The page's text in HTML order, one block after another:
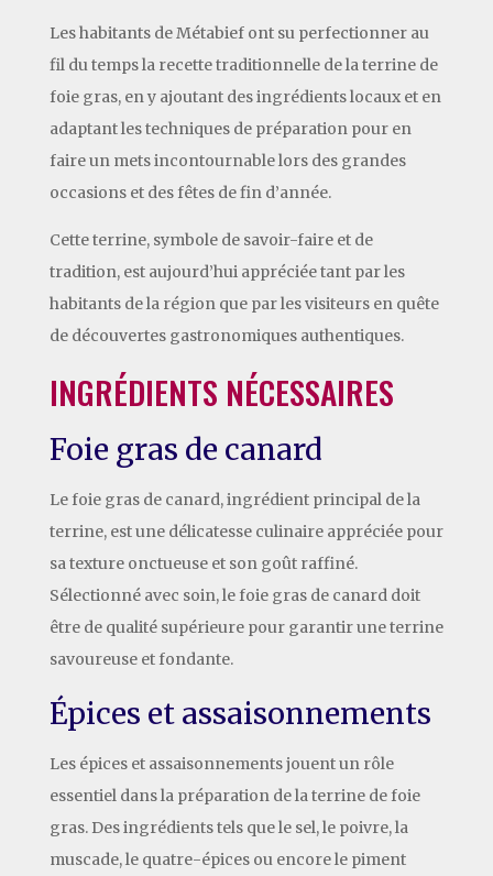
Les habitants de Métabief ont su perfectionner au
fil du temps la recette traditionnelle de la terrine de
foie gras, en y ajoutant des ingrédients locaux et en
adaptant les techniques de préparation pour en
faire un mets incontournable lors des grandes
occasions et des fêtes de fin d’année.
Cette terrine, symbole de savoir-faire et de
tradition, est aujourd’hui appréciée tant par les
habitants de la région que par les visiteurs en quête
de découvertes gastronomiques authentiques.
INGRÉDIENTS NÉCESSAIRES
Foie gras de canard
Le foie gras de canard, ingrédient principal de la
terrine, est une délicatesse culinaire appréciée pour
sa texture onctueuse et son goût raffiné.
Sélectionné avec soin, le foie gras de canard doit
être de qualité supérieure pour garantir une terrine
savoureuse et fondante.
Épices et assaisonnements
Les épices et assaisonnements jouent un rôle
essentiel dans la préparation de la terrine de foie
gras. Des ingrédients tels que le sel, le poivre, la
muscade, le quatre-épices ou encore le piment